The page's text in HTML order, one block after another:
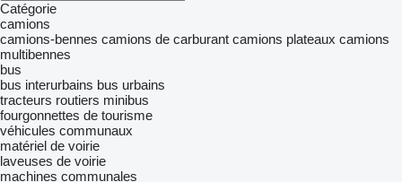
Catégorie
camions
camions-bennes camions de carburant camions plateaux camions
multibennes
bus
bus interurbains bus urbains
tracteurs routiers minibus
fourgonnettes de tourisme
véhicules communaux
matériel de voirie
laveuses de voirie
machines communales